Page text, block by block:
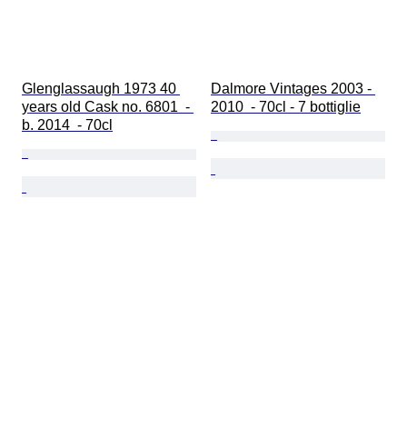
Glenglassaugh 1973 40
years old Cask no. 6801  -
b. 2014  - 70cl
Dalmore Vintages 2003 -
2010  - 70cl - 7 bottiglie